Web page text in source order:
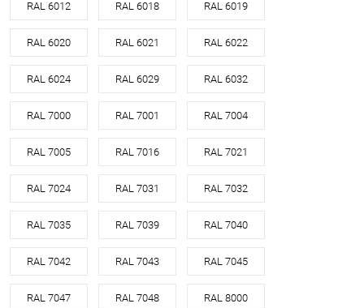
RAL 6012 RAL 6018 RAL 6019
RAL 6020 RAL 6021 RAL 6022
RAL 6024 RAL 6029 RAL 6032
RAL 7000 RAL 7001 RAL 7004
RAL 7005 RAL 7016 RAL 7021
RAL 7024 RAL 7031 RAL 7032
RAL 7035 RAL 7039 RAL 7040
RAL 7042 RAL 7043 RAL 7045
RAL 7047 RAL 7048 RAL 8000